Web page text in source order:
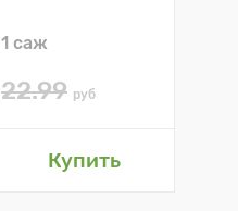
1 саж
22.99 руб
Купить